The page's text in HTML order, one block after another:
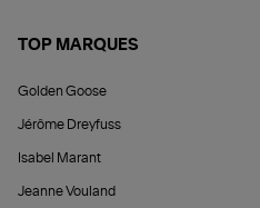
TOP MARQUES
Golden Goose
Jérôme Dreyfuss
Isabel Marant
Jeanne Vouland